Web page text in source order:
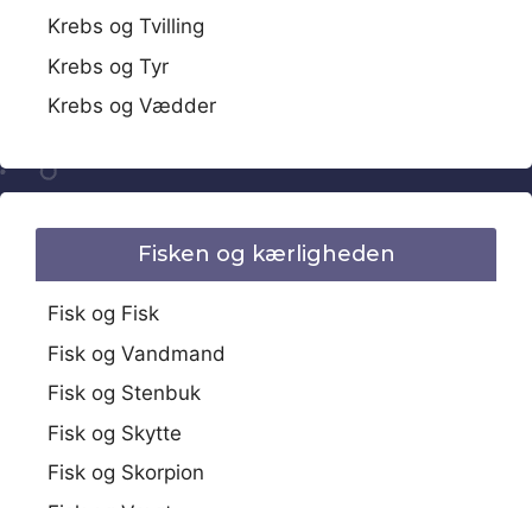
Krebs og Tvilling
Krebs og Tyr
Krebs og Vædder
Fisken og kærligheden
Fisk og Fisk
Fisk og Vandmand
Fisk og Stenbuk
Fisk og Skytte
Fisk og Skorpion